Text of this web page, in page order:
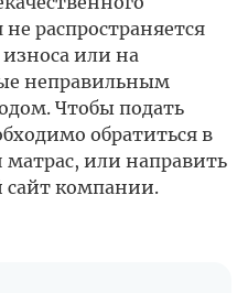
распространяется
или на
неправильным
Чтобы подать
обратиться в
матрас, или направить
сайт компании.